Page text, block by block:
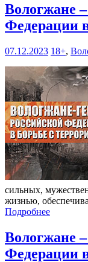
Вологжане
Федерации
07.12.2023 18+,
сильных,
жизнью,
Подробнее
Вологжане
Федерации